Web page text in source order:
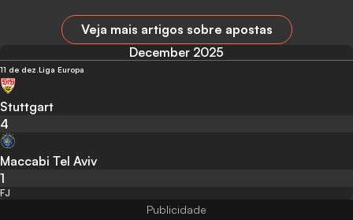
Veja mais artigos sobre apostas
December 2025
11 de dez.Liga Europa
Stuttgart
4
Maccabi Tel Aviv
1
FJ